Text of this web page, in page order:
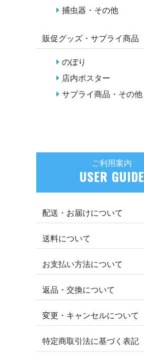
捕虫器・その他
販促グッズ・サプライ商品
のぼり
店内ポスター
サプライ商品・その他
ご利用案内
USER GUIDE
配送・お届けについて
送料について
お支払い方法について
返品・交換について
変更・キャンセルについて
特定商取引法に基づく表記